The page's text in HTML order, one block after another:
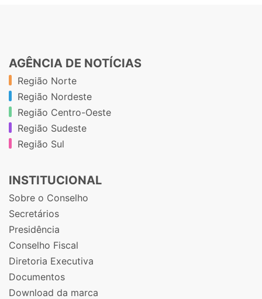
AGÊNCIA DE NOTÍCIAS
Região Norte
Região Nordeste
Região Centro-Oeste
Região Sudeste
Região Sul
INSTITUCIONAL
Sobre o Conselho
Secretários
Presidência
Conselho Fiscal
Diretoria Executiva
Documentos
Download da marca